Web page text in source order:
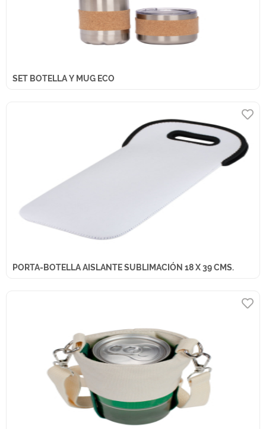
SET BOTELLA Y MUG ECO
PORTA-BOTELLA AISLANTE SUBLIMACIÓN 18 X 39 CMS.